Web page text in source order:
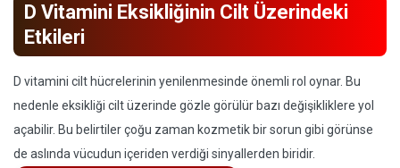
D Vitamini Eksikliğinin Cilt Üzerindeki
Etkileri
D vitamini cilt hücrelerinin yenilenmesinde önemli rol oynar. Bu
nedenle eksikliği cilt üzerinde gözle görülür bazı değişikliklere yol
açabilir. Bu belirtiler çoğu zaman kozmetik bir sorun gibi görünse
de aslında vücudun içeriden verdiği sinyallerden biridir.